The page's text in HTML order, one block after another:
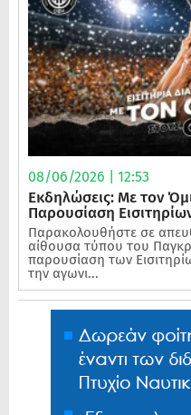
08/06/2026 | 12:53
Εκδηλώσεις: Με τον
Παρουσίαση
Παρακολουθήστε σε
αίθουσα τύπου του
παρουσίαση των
την αγωνι...